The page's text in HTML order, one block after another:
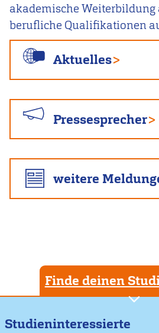
akademische Weiterbildung
berufliche Qualifikationen
Aktuelles
Pressesprecher
weitere
Finde deinen
Studieninteressierte